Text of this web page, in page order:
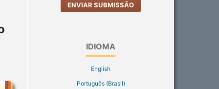
ENVIAR SUBMISSÃO
IDIOMA
English
Português (Brasil)